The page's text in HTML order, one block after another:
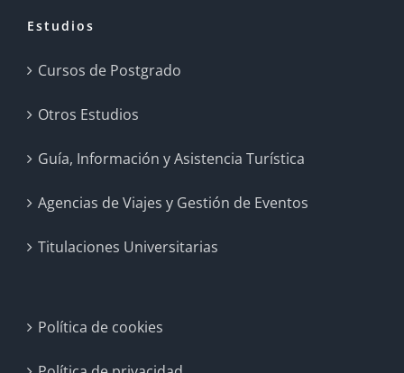
Estudios
Cursos de Postgrado
Otros Estudios
Guía, Información y Asistencia Turística
Agencias de Viajes y Gestión de Eventos
Titulaciones Universitarias
Política de cookies